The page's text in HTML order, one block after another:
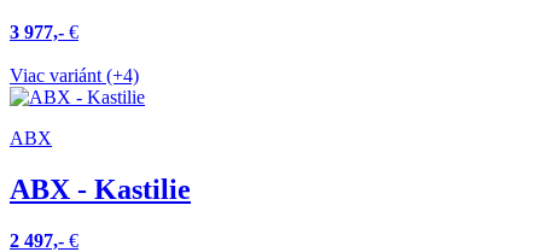
3 977,- €
Viac variánt (+4)
ABX
ABX - Kastilie
2 497,- €